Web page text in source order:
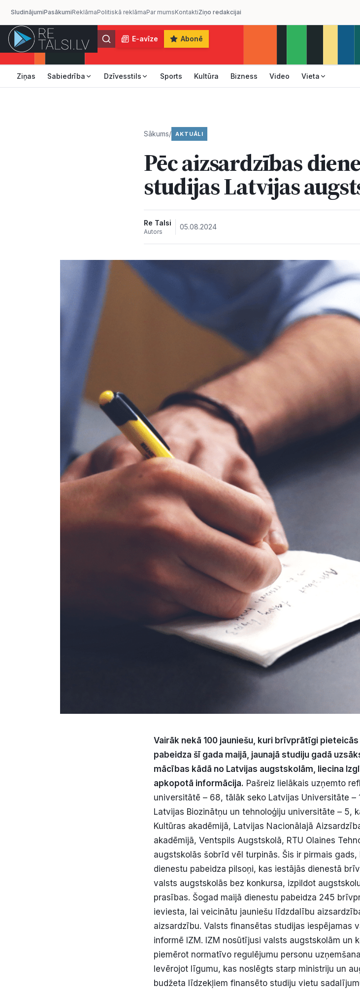
SludinājumiPasākumiReklāmaPolitiskā reklāmaPar mumsKontaktiZiņo redakcijai
E-avīze Abonē
Ziņas Sabiedrība Dzīvesstils Sports Kultūra Bizness Video Vieta
Sākums/ AKTUĀLI
Pēc aizsardzības
studijas Latvijas
Re Talsi
Autors
05.08.2024
Vairāk nekā 100 jauniešu, kuri brīvprātīgi
pabeidza šī gada maijā, jaunajā studiju gadā
mācības kādā no Latvijas augstskolām, liecina
apkopotā informācija. Pašreiz lielākais uzņemto
universitātē – 68, tālāk seko Latvijas Universitāte –
Latvijas Biozinātņu un tehnoloģiju universitāte – 5,
Kultūras akadēmijā, Latvijas Nacionālajā
akadēmijā, Ventspils Augstskolā, RTU Olaines
augstskolās šobrīd vēl turpinās. Šis ir pirmais
dienestu pabeidza pilsoņi, kas iestājās dienestā
valsts augstskolās bez konkursa, izpildot
prasības. Šogad maijā dienestu pabeidza 245
ieviesta, lai veicinātu jauniešu līdzdalību
aizsardzību. Valsts finansētas studijas iespējamas
informē IZM. IZM nosūtījusi valsts augstskolām un
piemērot normatīvo regulējumu personu
Ievērojot līgumu, kas noslēgts starp ministriju un
budžeta līdzekļiem finansēto studiju vietu